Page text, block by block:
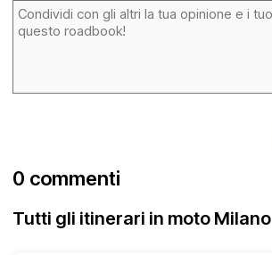
0 commenti
Tutti gli itinerari in moto Milano